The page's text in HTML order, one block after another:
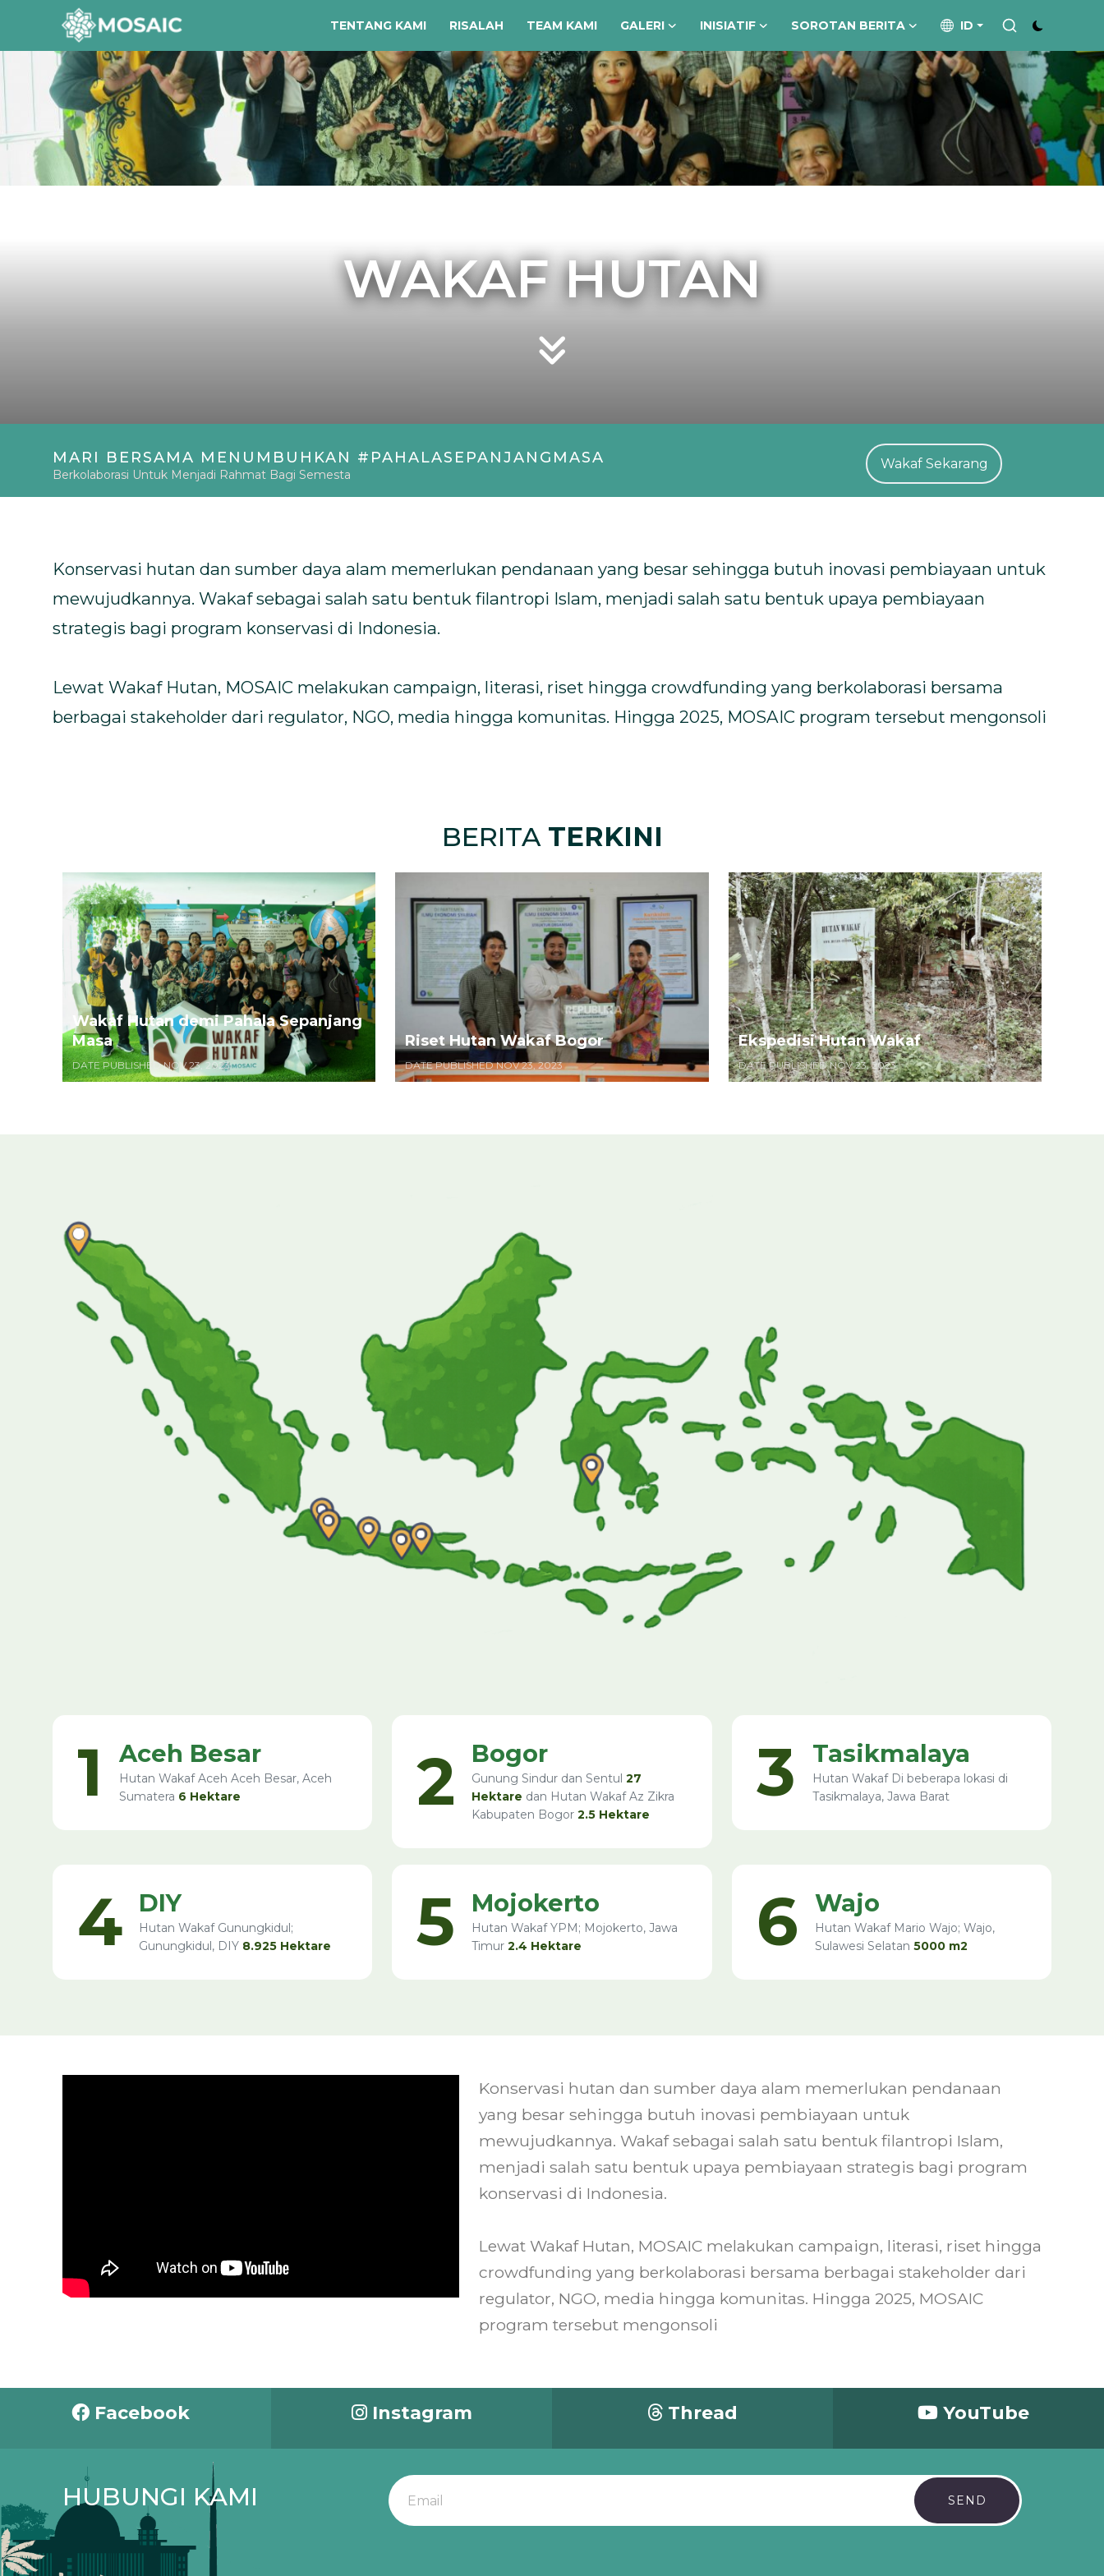
TENTANG KAMI RISALAH TEAM KAMI GALERI INISIATIF SOROTAN BERITA ID
Contact
Tentang Kami
Risalah
WAKAF HUTAN
MARI BERSAMA MENUMBUHKAN #PAHALASEPANJANGMASA
Berkolaborasi Untuk Menjadi Rahmat Bagi Semesta
Wakaf Sekarang
Konservasi hutan dan sumber daya alam memerlukan pendanaan yang besar sehingga butuh inovasi pembiayaan untuk
mewujudkannya. Wakaf sebagai salah satu bentuk filantropi Islam, menjadi salah satu bentuk upaya pembiayaan
strategis bagi program konservasi di Indonesia.
Lewat Wakaf Hutan, MOSAIC melakukan campaign, literasi, riset hingga crowdfunding yang berkolaborasi bersama
berbagai stakeholder dari regulator, NGO, media hingga komunitas. Hingga 2025, MOSAIC program tersebut mengonsoli
BERITA TERKINI
Wakaf Hutan demi Pahala Sepanjang
Masa
DATE PUBLISHED NOV 23, 2023
Riset Hutan Wakaf Bogor
DATE PUBLISHED NOV 23, 2023
Ekspedisi Hutan Wakaf
DATE PUBLISHED NOV 23, 2023
1 Aceh Besar
Hutan Wakaf Aceh Aceh Besar, Aceh
Sumatera 6 Hektare 2 Bogor
Gunung Sindur dan Sentul27
Hektare dan Hutan Wakaf Az Zikra
Kabupaten Bogor2.5 Hektare
3 Tasikmalaya
Hutan Wakaf Di beberapa lokasi di
Tasikmalaya, Jawa Barat
4 DIY
Hutan Wakaf Gunungkidul;
Gunungkidul, DIY 8.925 Hektare 5 Mojokerto
Hutan Wakaf YPM; Mojokerto, Jawa
Timur2.4 Hektare 6 Wajo
Hutan Wakaf Mario Wajo; Wajo,
Sulawesi Selatan 5000 m2
Konservasi hutan dan sumber daya alam memerlukan pendanaan
yang besar sehingga butuh inovasi pembiayaan untuk
mewujudkannya. Wakaf sebagai salah satu bentuk filantropi Islam,
menjadi salah satu bentuk upaya pembiayaan strategis bagi program
konservasi di Indonesia.
Lewat Wakaf Hutan, MOSAIC melakukan campaign, literasi, riset hingga
crowdfunding yang berkolaborasi bersama berbagai stakeholder dari
regulator, NGO, media hingga komunitas. Hingga 2025, MOSAIC
program tersebut mengonsoli
Facebook Instagram Thread YouTube
HUBUNGI KAMI SEND